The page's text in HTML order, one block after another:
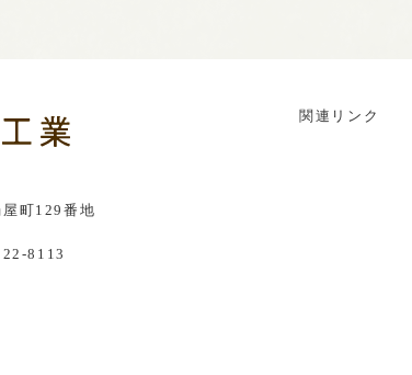
町129番地
8113
関連リンク